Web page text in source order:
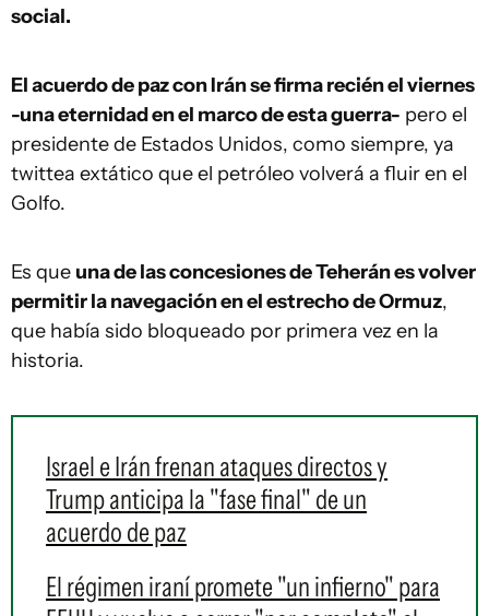
social.
El acuerdo de paz con Irán se firma recién el viernes
-una eternidad en el marco de esta guerra- pero el
presidente de Estados Unidos, como siempre, ya
twittea extático que el petróleo volverá a fluir en el
Golfo.
Es que una de las concesiones de Teherán es volver
permitir la navegación en el estrecho de Ormuz,
que había sido bloqueado por primera vez en la
historia.
Israel e Irán frenan ataques directos y
Trump anticipa la "fase final" de un
acuerdo de paz
El régimen iraní promete "un infierno" para